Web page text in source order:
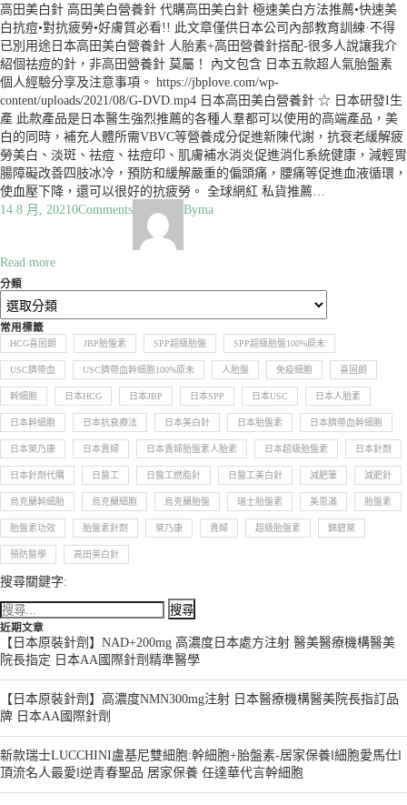
高田美白針 高田美白營養針 代購高田美白針 極速美白方法推薦•快速美
白抗痘•對抗疲勞•好膚質必看!! 此文章僅供日本公司內部教育訓練·不得
已別用途日本高田美白營養針 人胎素+高田營養針搭配-很多人說讓我介
紹個祛痘的針，非高田營養針 莫屬！ 內文包含 日本五款超人氣胎盤素
個人經驗分享及注意事項。 https://jbplove.com/wp-
content/uploads/2021/08/G-DVD.mp4 日本高田美白營養針 ☆ 日本研發I生
產 此款產品是日本醫生強烈推薦的各種人羣都可以使用的高端產品，美
白的同時，補充人體所需VBVC等營養成分促進新陳代謝，抗衰老緩解疲
勞美白、淡斑、祛痘、祛痘印、肌膚補水消炎促進消化系統健康，減輕胃
腸障礙改善四肢冰冷，預防和緩解嚴重的偏頭痛，腰痛等促進血液循環，
使血壓下降，還可以很好的抗疲勞。 全球網紅 私貨推薦…
14 8 月, 20210Comments Byma
Read more
分類
常用標籤
HCG喜固朗 JBP胎盤素 SPP超級胎盤 SPP超級胎盤100%原未
USC臍帶血 USC臍帶血幹細胞100%原未 人胎盤 免疫細胞 喜固朗
幹細胞 日本HCG 日本JBP 日本SPP 日本USC 日本人胎素
日本幹細胞 日本抗衰療法 日本美白針 日本胎盤素 日本臍帶血幹細胞
日本萊乃康 日本貴婦 日本貴婦胎盤素人胎素 日本超級胎盤素 日本針劑
日本針劑代購 日醫工 日醫工燃脂針 日醫工美白針 減肥筆 減肥針
烏克蘭幹細胎 烏克蘭細胞 烏克蘭胎盤 瑞士胎盤素 美思滿 胎盤素
胎盤素功效 胎盤素針劑 萊乃康 貴婦 超級胎盤素 錦碧萊
預防醫學 高田美白針
搜尋關鍵字:
近期文章
【日本原裝針劑】NAD+200mg 高濃度日本處方注射 醫美醫療機構醫美
院長指定 日本AA國際針劑精準醫學
【日本原裝針劑】高濃度NMN300mg注射 日本醫療機構醫美院長指訂品
牌 日本AA國際針劑
新款瑞士LUCCHINI盧基尼雙細胞:幹細胞+胎盤素-居家保養l細胞愛馬仕l
頂流名人最愛l逆青春聖品 居家保養 任達華代言幹細胞